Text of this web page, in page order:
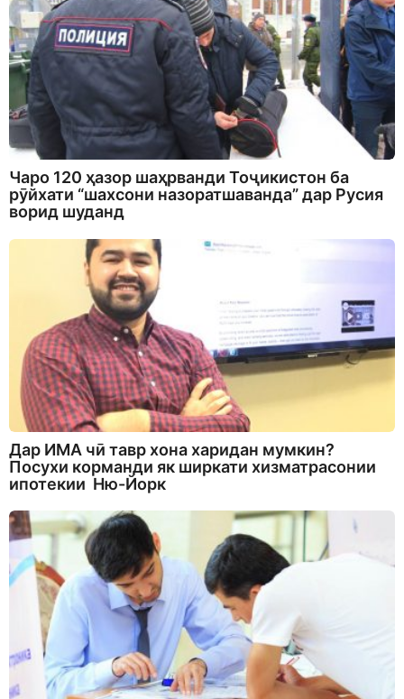
Чаро 120 ҳазор шаҳрванди Тоҷикистон ба
рӯйхати “шахсони назоратшаванда” дар Русия
ворид шуданд
Дар ИМА чӣ тавр хона харидан мумкин?
Посухи корманди як ширкати хизматрасонии
ипотекии Ню-Йорк